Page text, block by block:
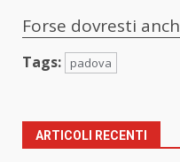
Forse dovresti
Tags: padova
ARTICOLI RECENTI